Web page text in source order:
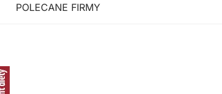
POLECANE FIRMY